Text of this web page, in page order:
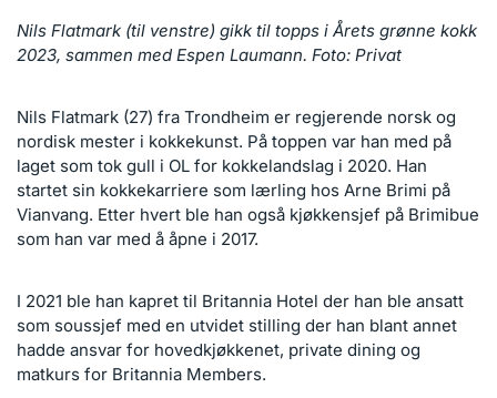
Nils Flatmark (til venstre) gikk til topps i Årets grønne kokk
2023, sammen med Espen Laumann. Foto: Privat
Nils Flatmark (27) fra Trondheim er regjerende norsk og
nordisk mester i kokkekunst. På toppen var han med på
laget som tok gull i OL for kokkelandslag i 2020. Han
startet sin kokkekarriere som lærling hos Arne Brimi på
Vianvang. Etter hvert ble han også kjøkkensjef på Brimibue
som han var med å åpne i 2017.
I 2021 ble han kapret til Britannia Hotel der han ble ansatt
som soussjef med en utvidet stilling der han blant annet
hadde ansvar for hovedkjøkkenet, private dining og
matkurs for Britannia Members.